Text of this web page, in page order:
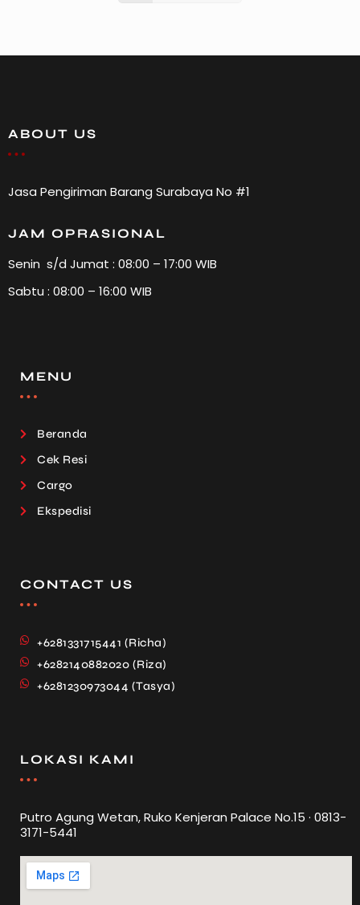
ABOUT US
Jasa Pengiriman Barang Surabaya No #1
JAM OPRASIONAL
Senin s/d Jumat : 08:00 – 17:00 WIB
Sabtu : 08:00 – 16:00 WIB
MENU
Beranda
Cek Resi
Cargo
Ekspedisi
CONTACT US
+6281331715441 (Richa)
+6282140882020 (Riza)
+6281230973044 (Tasya)
LOKASI KAMI
Putro Agung Wetan, Ruko Kenjeran Palace No.15 · 0813-
3171-5441